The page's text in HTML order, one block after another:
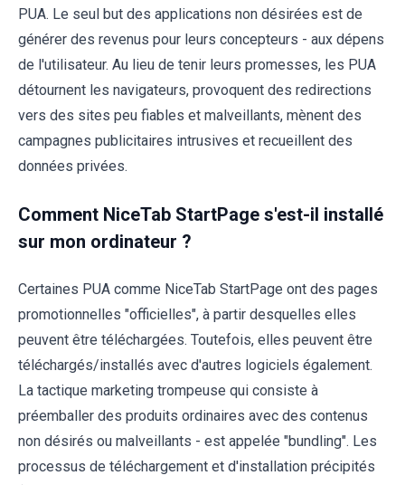
PUA. Le seul but des applications non désirées est de
générer des revenus pour leurs concepteurs - aux dépens
de l'utilisateur. Au lieu de tenir leurs promesses, les PUA
détournent les navigateurs, provoquent des redirections
vers des sites peu fiables et malveillants, mènent des
campagnes publicitaires intrusives et recueillent des
données privées.
Comment NiceTab StartPage s'est-il installé
sur mon ordinateur ?
Certaines PUA comme NiceTab StartPage ont des pages
promotionnelles "officielles", à partir desquelles elles
peuvent être téléchargées. Toutefois, elles peuvent être
téléchargés/installés avec d'autres logiciels également.
La tactique marketing trompeuse qui consiste à
préemballer des produits ordinaires avec des contenus
non désirés ou malveillants - est appelée "bundling". Les
processus de téléchargement et d'installation précipités